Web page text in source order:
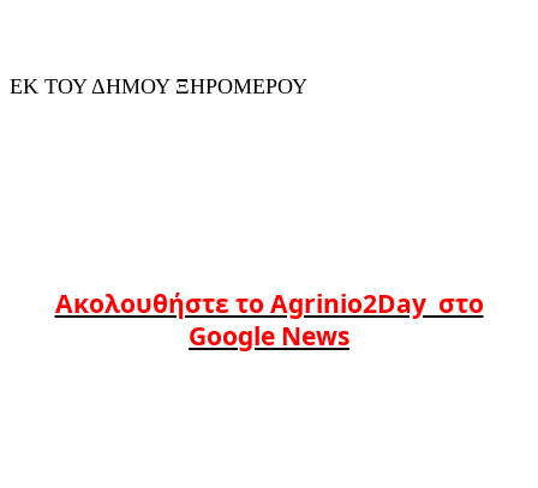
ΕΚ ΤΟΥ ΔΗΜΟΥ ΞΗΡΟΜΕΡΟΥ
Ακολουθήστε το Agrinio2Day στο
Google News